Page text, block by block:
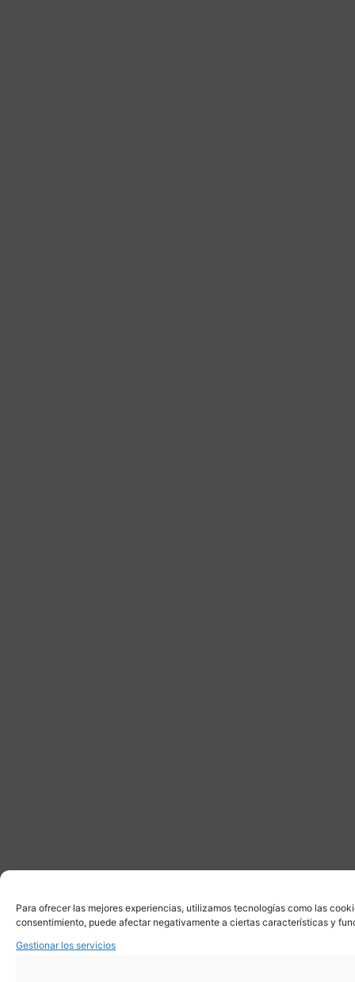
Para ofrecer las mejores experiencias, utilizamos tecnologías como las
consentimiento, puede afectar negativamente a ciertas características y
Gestionar los servicios